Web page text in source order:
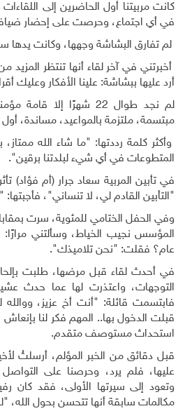
كانت مربيتنا أول الحاضرين إلى اللقاءات
في أي اجتماع، وحرصت على إحضار
لم تفارق البشاشة وجهها، وكانت يدها
أخبرتني في آخر لقاء أنها تنتظر المزيد
أرد عليها ببشاشة: علينا الأفكار وعليك
لم نجد طوال 22 شهرًا إلا
مبتسمة، ملتزمة بالمواعيد، مساندة،
وأكثر كلمة رددتها: "ما شاء الله
المتطوعات في أي شيء لبلدتنا برقين".
في تأبين المربية سعاد جرار (أم فؤاد)
"التأبين القادم لي، لا تنساني"،
وفي الحفل الختامي للمئوية، سرت
عام؟ فقلت: "نحن تلاميذك".
في أحدث لقاء قبل مرضها، طلبت
التوجهات، واعتذرت لها عما حدث
فابتسمت قائلة: "أنت أخ عزيز،
قبلت الدخول بها.. المهم فكر لنا
استحداث مستوصف متقدم.
قبل دقائق من الخبر المؤلم، أرسلتُ
عليها، فلم يرد، وحرصنا على التواصل
وتعود إلى سيرتها الأولى، فقد كان
مكالمات سابقة أنها تتحسن بحول الله،